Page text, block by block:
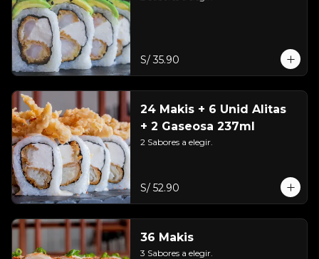
S/ 35.90
24 Makis + 6 Unid Alitas
+ 2 Gaseosa 237ml
2 Sabores a elegir.
S/ 52.90
36 Makis
3 Sabores a elegir.